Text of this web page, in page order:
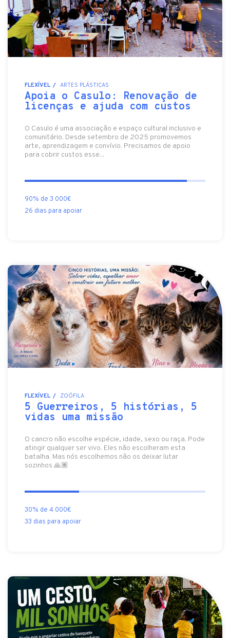
FLEXÍVEL ARTES PLÁSTICAS
Apoia o Casulo: Renovação de
licenças e ajuda com custos
O Casulo é uma associação e espaço cultural inclusivo e
comunitário. Desde setembro de 2025 promovemos
arte, aprendizagem e convívio. Precisamos de apoio
para cobrir custos esse...
90% de 3 000€
26 dias para apoiar
FLEXÍVEL ZOÓFILA
5 Guerreiros, 5 histórias, 5
vidas uma missão
O cancro não escolhe espécie, idade, sexo ou raça. Pode
atingir qualquer ser vivo. Eles não escolheram esta
batalha. Mas nós escolhemos não os deixar lutar
sozinhos 🙏🏽
30% de 4 000€
33 dias para apoiar